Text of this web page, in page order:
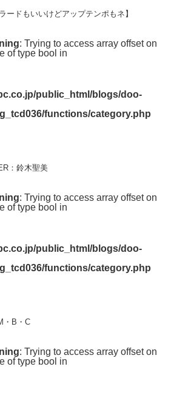
ドもいいけどアップテンポもネ】
: Trying to access array offset on
of type bool in
public_html/blogs/doo-
functions/category.php
：鈴木聖美
: Trying to access array offset on
of type bool in
public_html/blogs/doo-
functions/category.php
・B・C
: Trying to access array offset on
of type bool in